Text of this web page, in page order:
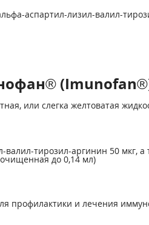
аспартил-лизил-валил-
или слегка желтоватая
тирозил-аргинин 50 мкг,
очищенная до 0,14 мл)
профилактики и лечения